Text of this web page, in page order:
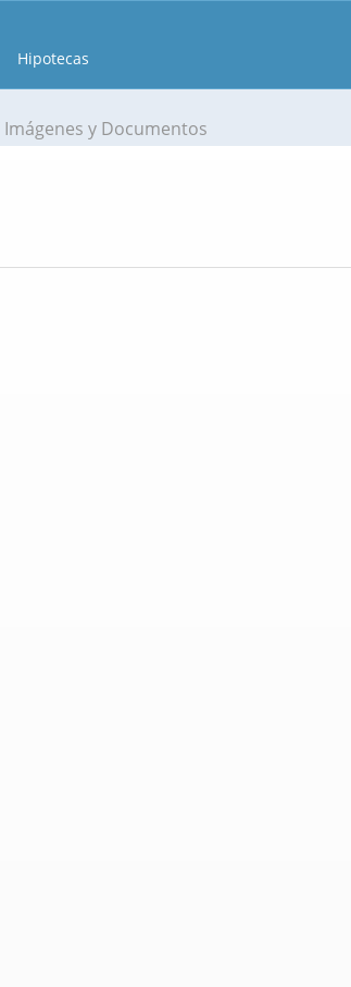
Hipotecas
Imágenes y Documentos